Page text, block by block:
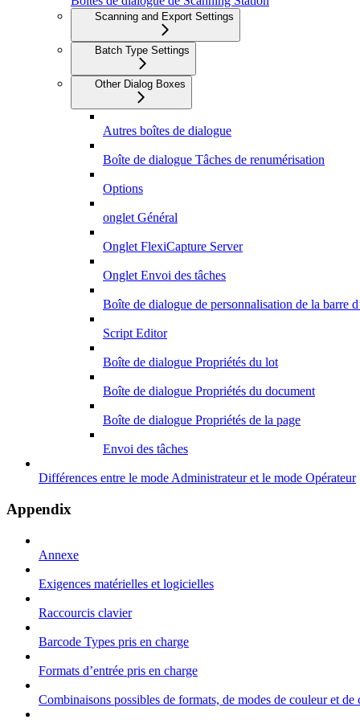
Scanning and Export Settings
Batch Type Settings
Other Dialog Boxes
Autres boîtes de dialogue
Boîte de dialogue Tâches de renumérisation
Options
onglet Général
Onglet FlexiCapture Server
Onglet Envoi des tâches
Boîte de dialogue de personnalisation de la barre
Script Editor
Boîte de dialogue Propriétés du lot
Boîte de dialogue Propriétés du document
Boîte de dialogue Propriétés de la page
Envoi des tâches
Différences entre le mode Administrateur et le mode Opérateur
Appendix
Annexe
Exigences matérielles et logicielles
Raccourcis clavier
Barcode Types pris en charge
Formats d’entrée pris en charge
Combinaisons possibles de formats, de modes de couleur et de